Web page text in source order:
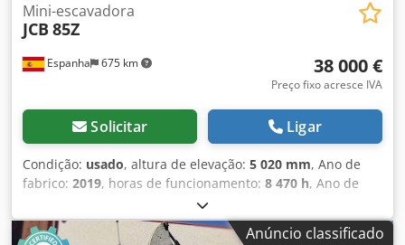
Espanha 675 km
Mini-escavadora
JCB 85Z
38 000 €
Preço fixo acresce IVA
Solicitar Ligar
Condição: usado, altura de elevação: 5 020 mm, Ano de
fabrico: 2019, horas de funcionamento: 8 470 h, Ano de
fabrico: 2019 Peso vazio: 8.300 kg Dkjdjxg I Rbopfx Aaier
Dimensões (C x L x A): 583 x 230 x 271 cm
Anúncio classificado